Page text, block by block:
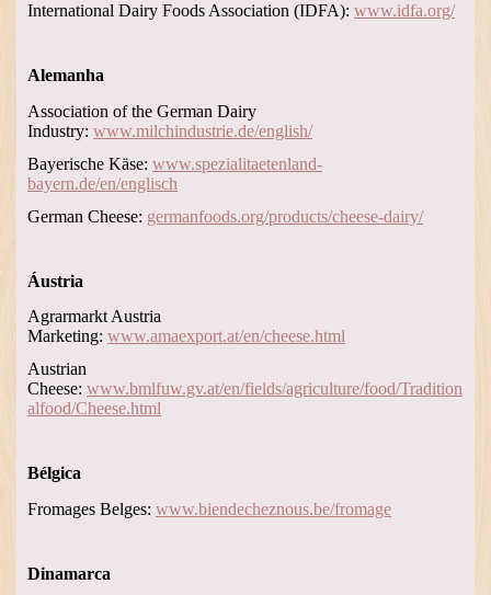
International Dairy Foods Association (IDFA): www.idfa.org/
Alemanha
Association of the German Dairy
Industry: www.milchindustrie.de/english/
Bayerische Käse: www.spezialitaetenland-
bayern.de/en/englisch
German Cheese: germanfoods.org/products/cheese-dairy/
Áustria
Agrarmarkt Austria
Marketing: www.amaexport.at/en/cheese.html
Austrian
Cheese: www.bmlfuw.gv.at/en/fields/agriculture/food/Tradition
alfood/Cheese.html
Bélgica
Fromages Belges: www.biendecheznous.be/fromage
Dinamarca